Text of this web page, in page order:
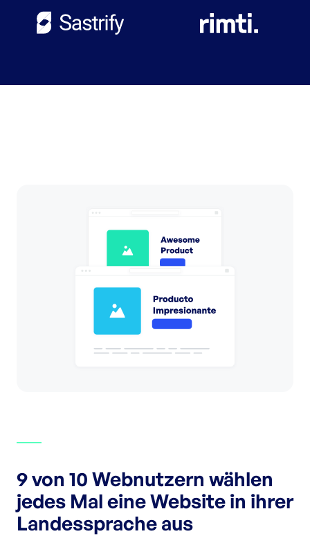
9 von 10 Webnutzern wählen
jedes Mal eine Website in ihrer
Landessprache aus